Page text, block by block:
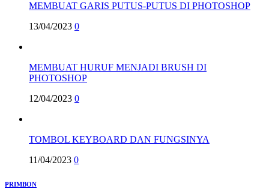
MEMBUAT GARIS PUTUS-PUTUS DI PHOTOSHOP
13/04/2023 0
MEMBUAT HURUF MENJADI BRUSH DI
PHOTOSHOP
12/04/2023 0
TOMBOL KEYBOARD DAN FUNGSINYA
11/04/2023 0
PRIMBON